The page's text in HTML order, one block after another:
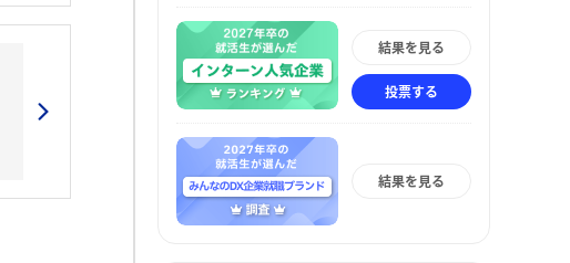
結果を見る
投票する
結果を見る